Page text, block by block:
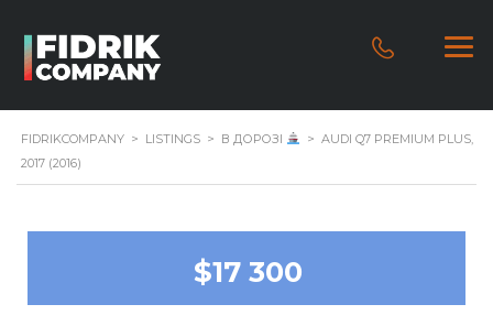
FIDRIKCOMPANY > LISTINGS > В ДОРОЗІ > AUDI Q7 PREMIUM PLUS,
2017 (2016)
$17 300